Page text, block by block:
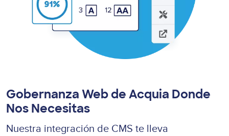
Gobernanza Web de Acquia Donde
Nos Necesitas
Nuestra integración de CMS te lleva